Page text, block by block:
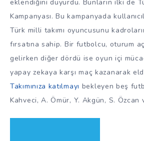
eklendiğini duyurdu. Bunların ilki de
Kampanyası. Bu kampanyada
Türk milli takımı oyuncusunu
fırsatına sahip. Bir futbolcu, oturum
gelirken diğer dördü ise oyun içi
yapay zekaya karşı maç kazanarak
Takımınıza katılmayı bekleyen beş
Kahveci, A. Ömür, Y. Akgün, S. Özcan